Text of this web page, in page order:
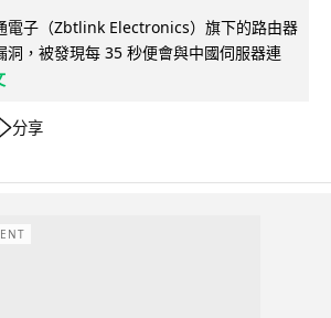
電子（Zbtlink Electronics）旗下的路由器
洞，被發現每 35 秒便會與中國伺服器連
分享